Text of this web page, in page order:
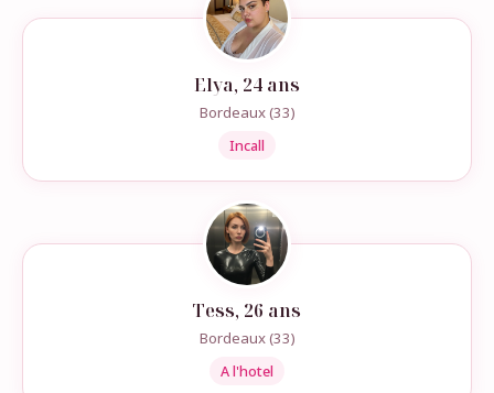
Elya, 24 ans
Bordeaux (33)
Incall
Tess, 26 ans
Bordeaux (33)
A l'hotel